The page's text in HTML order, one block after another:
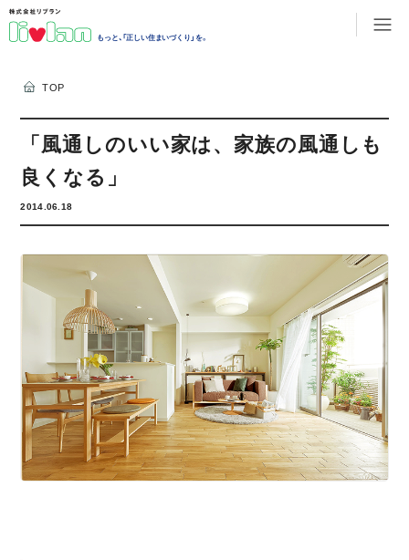
もっと、「正しい住まいづくり」を。
TOP
「風通しのいい家は、家族の風通しも
良くなる」
2014.06.18